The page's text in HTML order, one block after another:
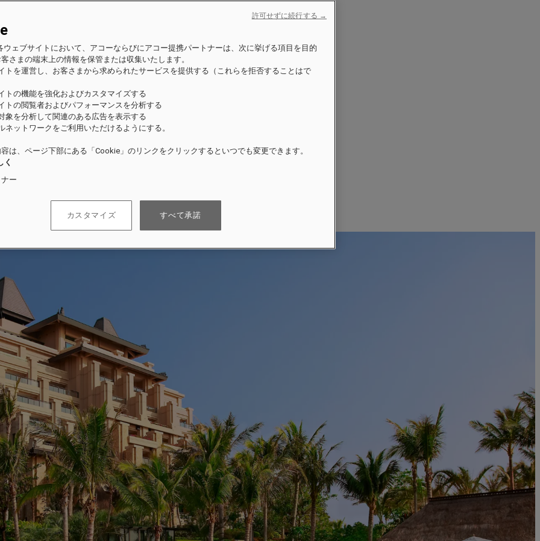
ウェブサイトにおいて、アコーならびにアコー提携パートナーは、次に挙げる項目を目的
さまの端末上の情報を保管または収集いたします。
トを運営し、お客さまから求められたサービスを提供する（これらを拒否することはで
トの機能を強化およびカスタマイズする
トの閲覧者およびパフォーマンスを分析する
象を分析して関連のある広告を表示する
ネットワークをご利用いただけるようにする。
は、ページ下部にある「Cookie」のリンクをクリックするといつでも変更できます。
く
ー
カスタマイズ すべて承諾
許可せずに続行する →